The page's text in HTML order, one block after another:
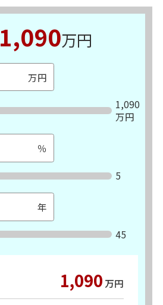
1,090万円
1,090
万円
5
45
1,090 万円